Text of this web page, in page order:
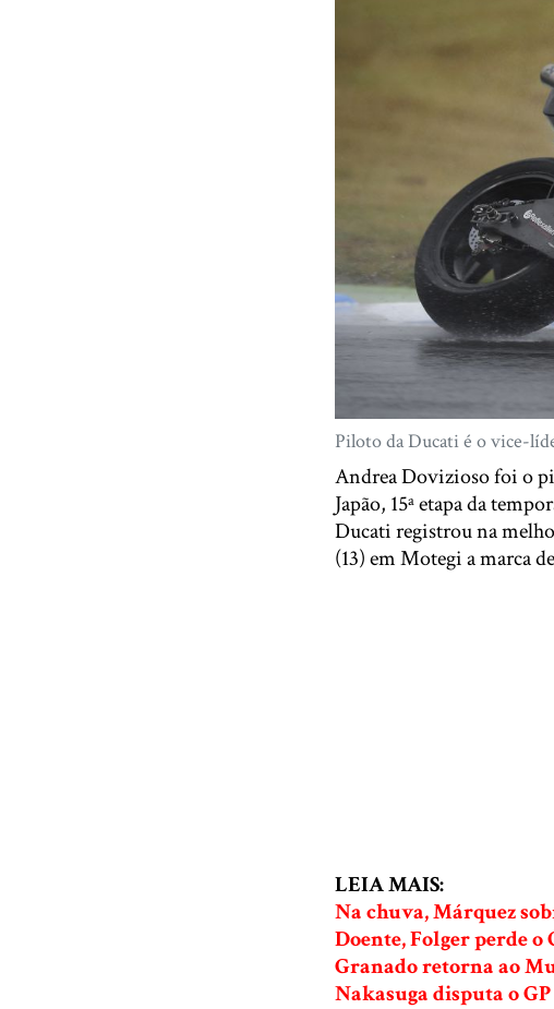
Piloto da Ducati é o vice-
Andrea Dovizioso foi o
Japão, 15ª etapa da
Ducati registrou na
(13) em Motegi a marca
LEIA MAIS:
Na chuva, Márquez
Doente, Folger perde o
Granado retorna ao
Nakasuga disputa o